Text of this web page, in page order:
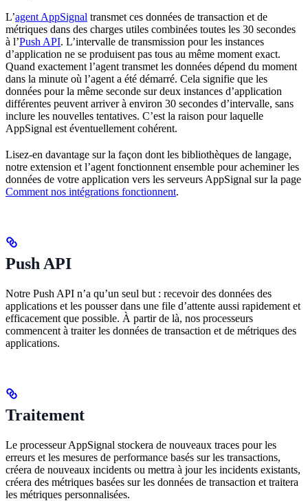
L’agent AppSignal transmet ces données de transaction et de
métriques dans des charges utiles combinées toutes les 30 secondes
à l’Push API. L’intervalle de transmission pour les instances
d’application ne se produisent pas tous au même moment exact.
Quand exactement l’agent transmet les données dépend du moment
dans la minute où l’agent a été démarré. Cela signifie que les
données pour la même seconde sur deux instances d’application
différentes peuvent arriver à environ 30 secondes d’intervalle, sans
inclure les nouvelles tentatives. C’est la raison pour laquelle
AppSignal est éventuellement cohérent.
Lisez-en davantage sur la façon dont les bibliothèques de langage,
notre extension et l’agent fonctionnent ensemble pour acheminer les
données de votre application vers les serveurs AppSignal sur la page
Comment nos intégrations fonctionnent.
Push API
Notre Push API n’a qu’un seul but : recevoir des données des
applications et les pousser dans une file d’attente aussi rapidement et
efficacement que possible. À partir de là, nos processeurs
commencent à traiter les données de transaction et de métriques des
applications.
Traitement
Le processeur AppSignal stockera de nouveaux traces pour les
erreurs et les mesures de performance basés sur les transactions,
créera de nouveaux incidents ou mettra à jour les incidents existants,
créera des métriques basées sur les données de transaction et traitera
les métriques personnalisées.